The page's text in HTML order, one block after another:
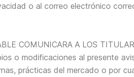
o al correo electrónico
COMUNICARA A LOS
o modificaciones al presente
prácticas del mercado o por